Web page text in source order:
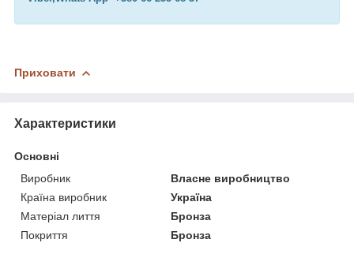
Приховати
Характеристики
Основні
Виробник
Власне виробництво
Країна виробник
Україна
Матеріал лиття
Бронза
Покриття
Бронза